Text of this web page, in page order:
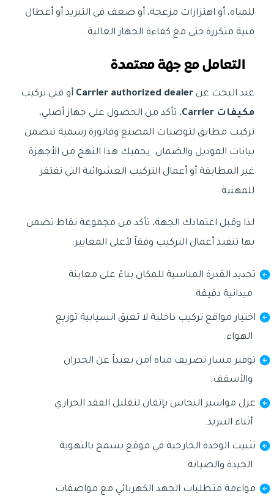
للمياه، أو اهتزازات مزعجة، أو ضعف في التبريد أو أعطال
فنية متكررة حتى مع كفاءة الجهاز العالية.
التعامل مع جهة معتمدة
عند البحث عن
أو فني تركيب
مكيفات Carrier
، تأكد من الحصول على جهاز أصلي،
تركيب مطابق لتوصيات المصنع وفاتورة رسمية تتضمن
بيانات الموديل والضمان. يحميك هذا النهج من الأجهزة
غير المطابقة أو أعمال التركيب العشوائية التي تفتقر
للمهنية.
لذا وقبل اعتمادك الجهة، تأكد من مجموعة نقاط تضمن
بها تنفيذ أعمال التركيب وفقاً لأعلى المعايير:
تحديد القدرة المناسبة للمكان بناءً على معاينة
ميدانية دقيقة.
اختيار مواقع تركيب داخلية لا تعيق انسيابية توزيع
الهواء.
توفير مسار تصريف مياه آمن بعيداً عن الجدران
والأسقف.
عزل مواسير النحاس بإتقان لتقليل الفقد الحراري
أثناء التبريد.
تثبيت الوحدة الخارجية في موقع يسمح بالتهوية
الجيدة والصيانة.
مواءمة متطلبات الجهد الكهربائي مع مواصفات